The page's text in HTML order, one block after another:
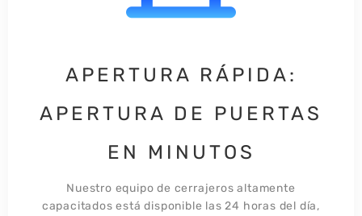
APERTURA RÁPIDA:
APERTURA DE PUERTAS
EN MINUTOS
Nuestro equipo de cerrajeros altamente
capacitados está disponible las 24 horas del día,